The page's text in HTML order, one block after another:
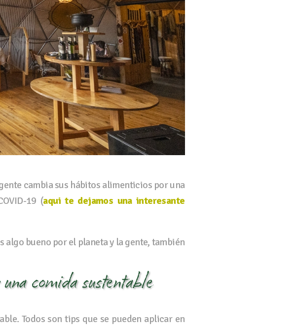
cambia sus hábitos alimenticios por una
19 (aqui te dejamos una interesante
algo bueno por el planeta y la gente, también
comida sustentable
Todos son tips que se pueden aplicar en